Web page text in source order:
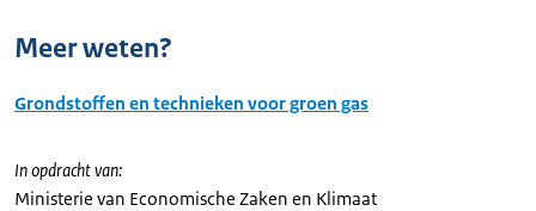
Meer weten?
Grondstoffen en technieken voor groen gas
In opdracht van:
Ministerie van Economische Zaken en Klimaat